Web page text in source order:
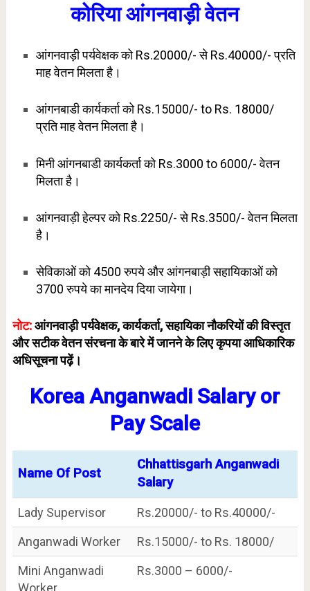
कोरिया आंगनवाड़ी वेतन
आंगनवाड़ी पर्यवेक्षक को Rs.20000/- से Rs.40000/- प्रति
माह वेतन मिलता है।
आंगनबाडी कार्यकर्ता को Rs.15000/- to Rs. 18000/
प्रति माह वेतन मिलता है।
मिनी आंगनबाडी कार्यकर्ता को Rs.3000 to 6000/- वेतन
मिलता है।
आंगनवाड़ी हेल्पर को Rs.2250/- से Rs.3500/- वेतन मिलता
है।
सेविकाओं को 4500 रुपये और आंगनबाड़ी सहायिकाओं को
3700 रुपये का मानदेय दिया जायेगा।
नोट: आंगनवाड़ी पर्यवेक्षक, कार्यकर्ता, सहायिका नौकरियों की विस्तृत
और सटीक वेतन संरचना के बारे में जानने के लिए कृपया आधिकारिक
अधिसूचना पढ़ें।
Korea Anganwadi Salary or
Pay Scale
Name Of Post
Chhattisgarh Anganwadi
Salary
Lady Supervisor
Rs.20000/- to Rs.40000/-
Anganwadi Worker
Rs.15000/- to Rs. 18000/
Mini Anganwadi
Rs.3000 – 6000/-